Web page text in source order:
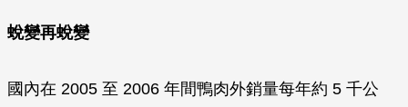
蛻變再蛻變
國內在 2005 至 2006 年間鴨肉外銷量每年約 5 千公